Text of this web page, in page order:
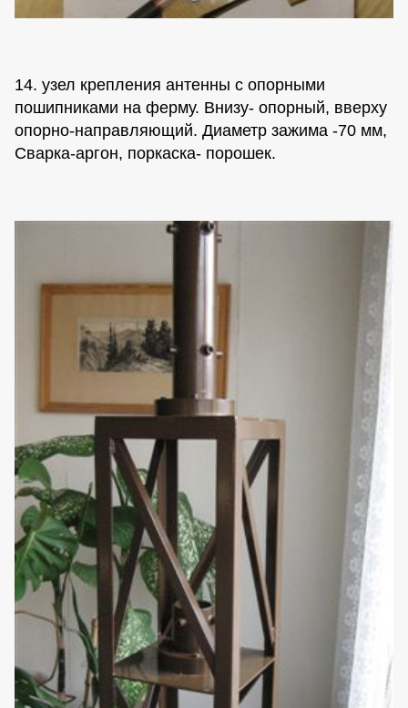
14. узел крепления антенны с опорными
пошипниками на ферму. Внизу- опорный, вверху
опорно-направляющий. Диаметр зажима -70 мм,
Сварка-аргон, поркаска- порошек.